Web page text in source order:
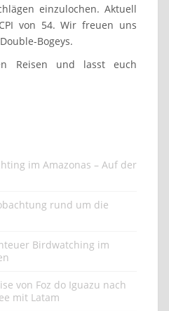
einzulochen. Aktuell
von 54. Wir freuen uns
Bogeys.
Reisen und lasst euch
im Amazonas – Auf der
rund um die
Birdwatching im
von Foz do Iguazu nach
mit Latam